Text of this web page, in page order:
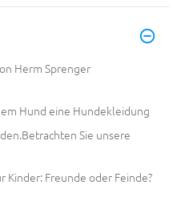
Herm Sprenger
Hund eine Hundekleidung
Sie unsere
Kinder: Freunde oder Feinde?